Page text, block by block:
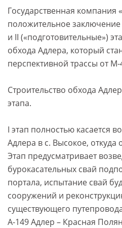
Государственная компания
положительное заключение
и II («подготовительные»)
обхода Адлера, который
перспективной трассы от
Строительство обхода
этапа.
I этап полностью касается
Адлера в с. Высокое, откуда
Этап предусматривает
бурокасательных свай
портала, испытание свай
сооружений и
существующего
А-149 Адлер – Красная